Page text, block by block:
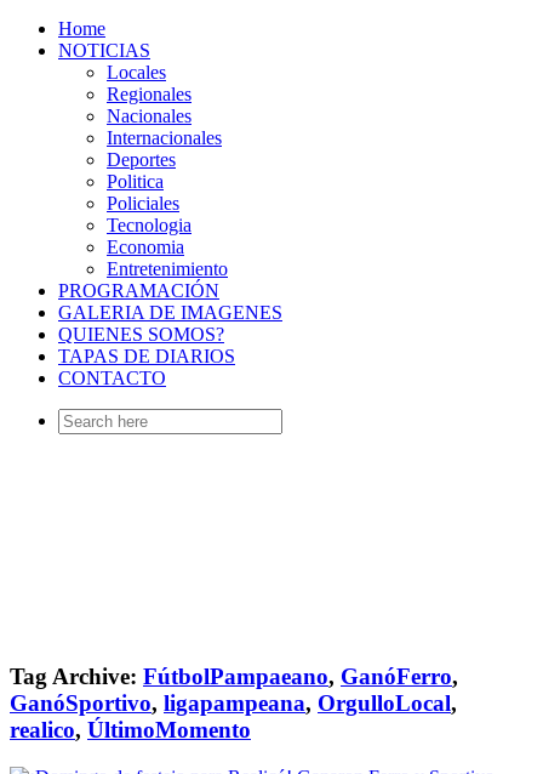
Home
NOTICIAS
Locales
Regionales
Nacionales
Internacionales
Deportes
Politica
Policiales
Tecnologia
Economia
Entretenimiento
PROGRAMACIÓN
GALERIA DE IMAGENES
QUIENES SOMOS?
TAPAS DE DIARIOS
CONTACTO
Search
for:
Tag Archive: FútbolPampaeano, GanóFerro,
GanóSportivo, ligapampeana, OrgulloLocal,
realico, ÚltimoMomento